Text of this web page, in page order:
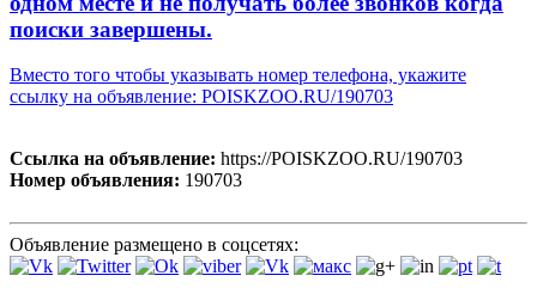
поиски завершены.
Вместо того чтобы указывать номер телефона, укажите
ссылку на объявление: POISKZOO.RU/190703
Ссылка на объявление: https://POISKZOO.RU/190703
Номер объявления: 190703
Объявление размещено в соцсетях: